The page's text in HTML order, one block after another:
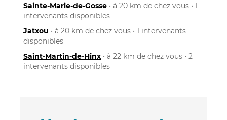
Sainte-Marie-de-Gosse • à 20 km de chez vous • 1
intervenants disponibles
Jatxou • à 20 km de chez vous • 1 intervenants
disponibles
Saint-Martin-de-Hinx • à 22 km de chez vous • 2
intervenants disponibles